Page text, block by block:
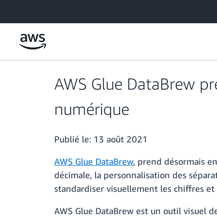
AWS Glue DataBrew
numérique
Publié le: 13 août 2021
AWS Glue DataBrew, prend désormais
décimale, la personnalisation des
standardiser visuellement les chiffres
AWS Glue DataBrew est un outil visuel